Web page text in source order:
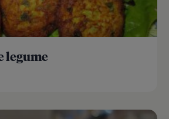
legume